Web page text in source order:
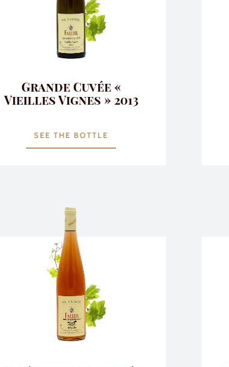
Grande Cuvée «
Vieilles Vignes » 2013
SEE THE BOTTLE